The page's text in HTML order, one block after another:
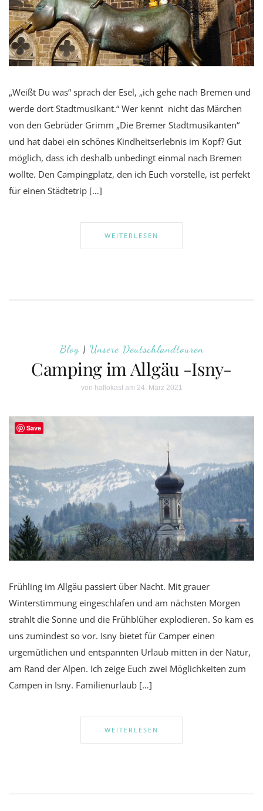
„Weißt Du was“ sprach der Esel, „ich gehe nach Bremen und
werde dort Stadtmusikant.“ Wer kennt nicht das Märchen
von den Gebrüder Grimm „Die Bremer Stadtmusikanten“
und hat dabei ein schönes Kindheitserlebnis im Kopf? Gut
möglich, dass ich deshalb unbedingt einmal nach Bremen
wollte. Den Campingplatz, den ich Euch vorstelle, ist perfekt
für einen Städtetrip […]
WEITERLESEN
Blog| Unsere Deutschlandtouren
Camping im Allgäu -Isny-
von haflokastam 24. März 2021
Frühling im Allgäu passiert über Nacht. Mit grauer
Winterstimmung eingeschlafen und am nächsten Morgen
strahlt die Sonne und die Frühblüher explodieren. So kam es
uns zumindest so vor. Isny bietet für Camper einen
urgemütlichen und entspannten Urlaub mitten in der Natur,
am Rand der Alpen. Ich zeige Euch zwei Möglichkeiten zum
Campen in Isny. Familienurlaub […]
WEITERLESEN
Save